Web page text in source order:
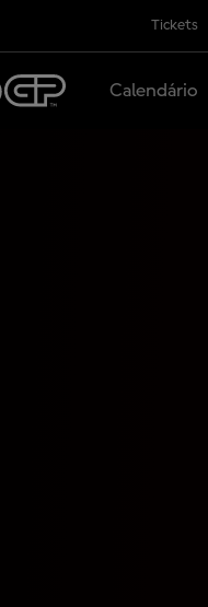
Tickets
Calendário